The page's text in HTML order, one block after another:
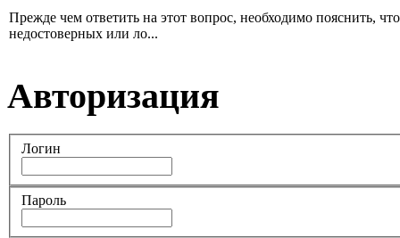
Прежде чем ответить на этот вопрос, необходимо пояснить,
недостоверных или ло...
Авторизация
Логин
Пароль